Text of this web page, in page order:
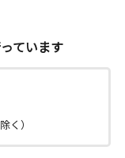
ています
く）